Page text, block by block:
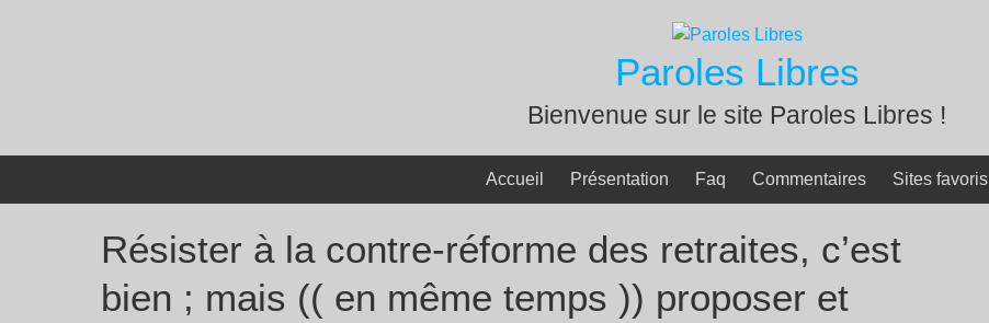
Paroles Libres
Bienvenue sur le site Paroles Libres !
Accueil Présentation Faq Commentaires Sites favoris
Résister à la contre-réforme des retraites, c’est
bien ; mais (( en même temps )) proposer et